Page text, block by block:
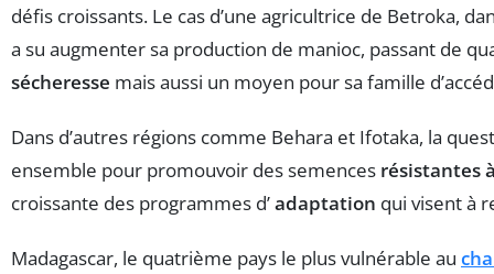
défis croissants. Le cas d’une agricultrice de Betroka,
a su augmenter sa production de manioc, passant de
sécheresse mais aussi un moyen pour sa famille
Dans d’autres régions comme Behara et Ifotaka, la
ensemble pour promouvoir des semences résistantes
croissante des programmes d’adaptation qui visent à
Madagascar, le quatrième pays le plus vulnérable au